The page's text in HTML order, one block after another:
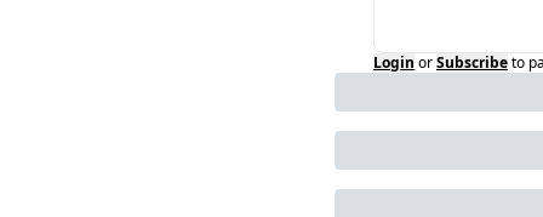
Login orSubscribeto